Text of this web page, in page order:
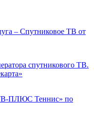
– Спутниковое ТВ от
спутникового ТВ.
ПЛЮС Теннис» по